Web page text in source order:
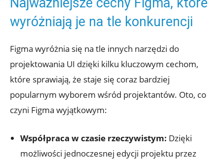
wyróżniają je na tle konkurencji
Figma wyróżnia się⁢ na tle ​innych narzędzi‍ do
projektowania​ UI dzięki kilku ‌kluczowym cechom,‌
które ⁤sprawiają, ⁢że staje się coraz⁤ bardziej
popularnym wyborem wśród projektantów. Oto, co
czyni Figma wyjątkowym:
Współpraca w czasie ‍rzeczywistym: Dzięki⁢
możliwości jednoczesnej​ edycji⁣ projektu przez